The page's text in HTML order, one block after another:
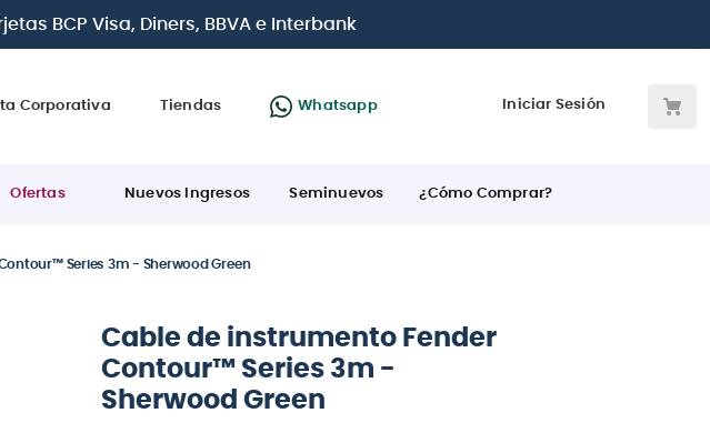
en cuotasdesde 0% de interéscon todas las tarjetas de crédito
Corporativa Tiendas Whatsapp Iniciar Sesión
Ofertas Nuevos Ingresos Seminuevos ¿Cómo Comprar?
Series 3m - Sherwood Green
Cable de instrumento Fender
Contour™ Series 3m -
Sherwood Green